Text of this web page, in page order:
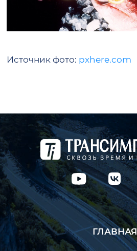
Источник фото: pxhere.com
ГЛАВНАЯ